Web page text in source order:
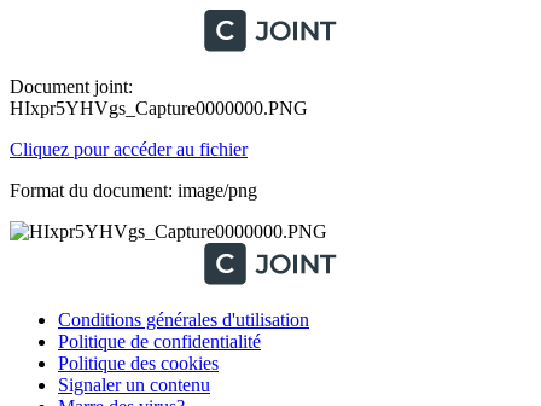
Document joint:
HIxpr5YHVgs_Capture0000000.PNG
Cliquez pour accéder au fichier
Format du document: image/png
Conditions générales d'utilisation
Politique de confidentialité
Politique des cookies
Signaler un contenu